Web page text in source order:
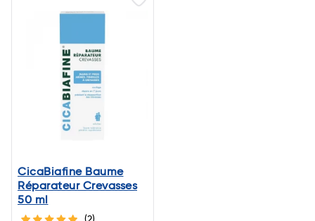
CicaBiafine Baume
Réparateur Crevasses
50 ml